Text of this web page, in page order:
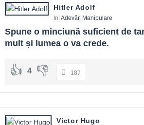
Hitler Adolf
In:Adevăr, Manipulare
Spune o minciună suficient de
mult și lumea o va crede.
4 187
Victor Hugo